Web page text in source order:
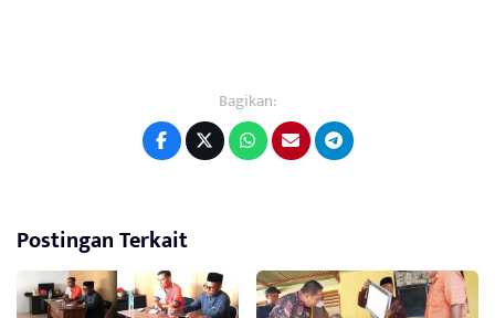
Bagikan:
Postingan Terkait